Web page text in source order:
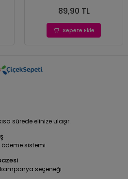
89,90 TL
Sepete Ekle
sürede elinize ulaşır.
ödeme sistemi
seçeneği